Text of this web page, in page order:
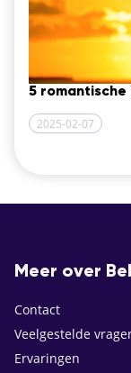
5 romantische
2025-02-07
Meer over
Contact
Veelgestelde
Ervaringen